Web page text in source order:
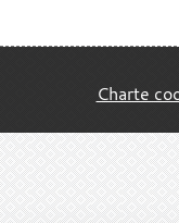
Charte